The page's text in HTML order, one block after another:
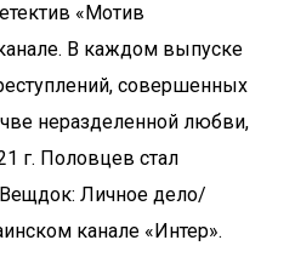
«Мотив
В каждом выпуске
совершенных
неразделенной любви,
г. Половцев стал
Личное дело/
канале «Интер».